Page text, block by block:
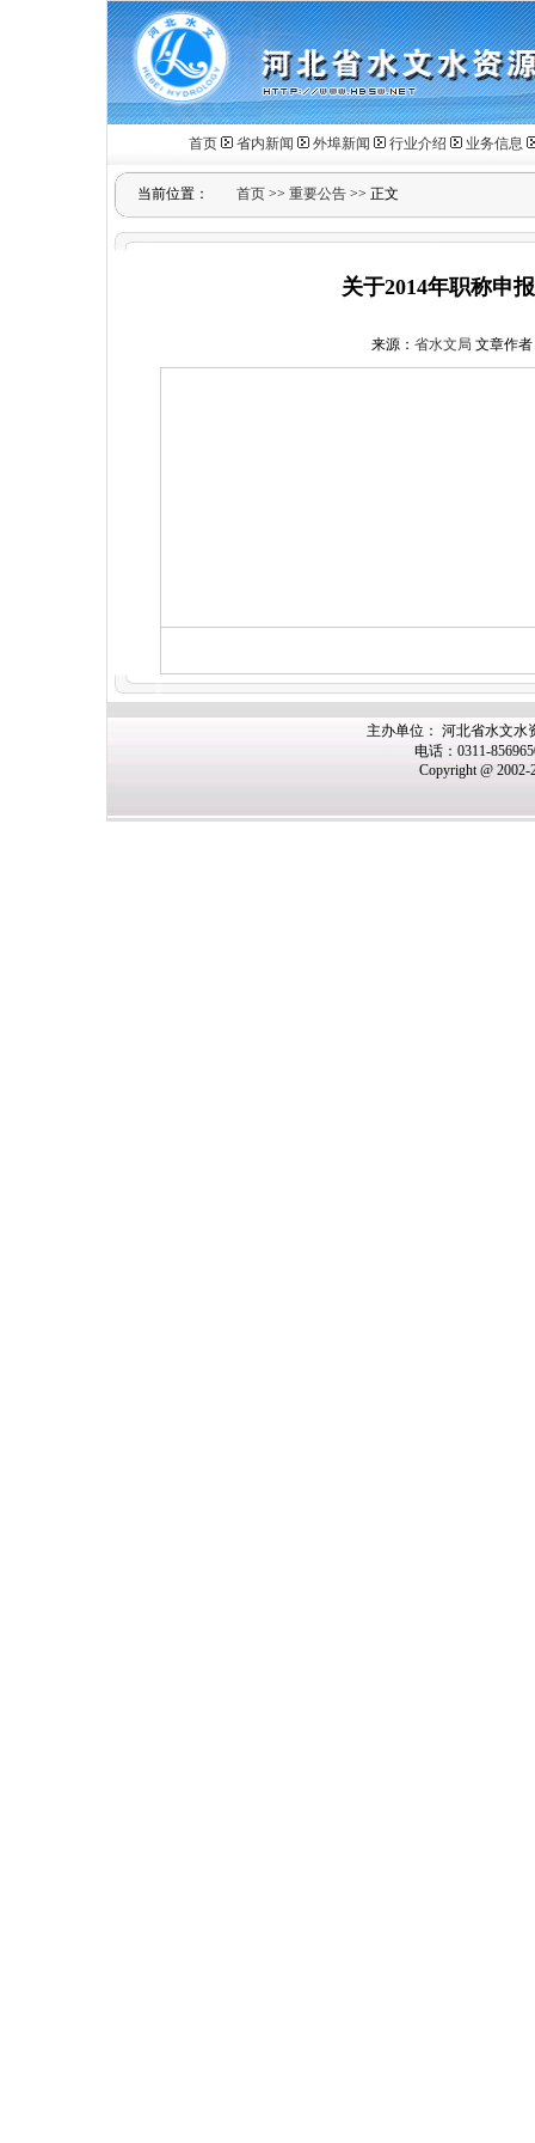
首页 省内新闻 外埠新闻 行业介绍 业务信息
当前位置： 首页 >> 重要公告 >> 正文
关于2014年职称申
来源： 省水文局 文章作者
主办单位： 河北省水文水
电话：0311-
Copyright @ 2002-